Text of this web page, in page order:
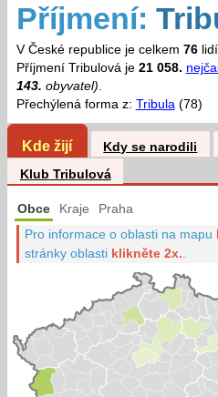
Příjmení:
V České republice je celkem 76lidí
Příjmení Tribulová je 21 058.
143. obyvatel).
Přechýlená forma z: Tribula(78)
Kde žijí Kdy se narodili
Klub Tribulová
Obce Kraje Praha
Pro informace o oblasti na mapu
stránky oblasti klikněte 2x.